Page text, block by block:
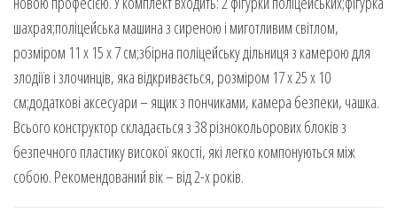
шахрая;поліцейська машина з сиреною і миготливим світлом,
розміром 11 х 15 х 7 см;збірна поліцейську дільниця з камерою для
злодіїв і злочинців, яка відкривається, розміром 17 х 25 х 10
см;додаткові аксесуари – ящик з пончиками, камера безпеки, чашка.
Всього конструктор складається з 38 різнокольорових блоків з
безпечного пластику високої якості, які легко компонуються між
собою. Рекомендований вік – від 2-х років.